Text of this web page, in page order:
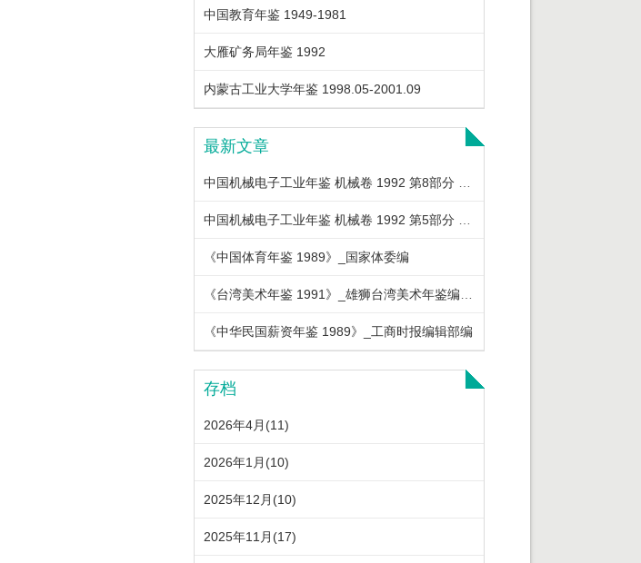
中国教育年鉴 1949-1981
大雁矿务局年鉴 1992
内蒙古工业大学年鉴 1998.05-2001.09
最新文章
中国机械电子工业年鉴 机械卷 1992 第8部分 机械工业重要经济政策法规
中国机械电子工业年鉴 机械卷 1992 第5部分 机械工业优质产品及节能产品
《中国体育年鉴 1989》_国家体委编
《台湾美术年鉴 1991》_雄狮台湾美术年鉴编辑委员会编著
《中华民国薪资年鉴 1989》_工商时报编辑部编
存档
2026年4月(11)
2026年1月(10)
2025年12月(10)
2025年11月(17)